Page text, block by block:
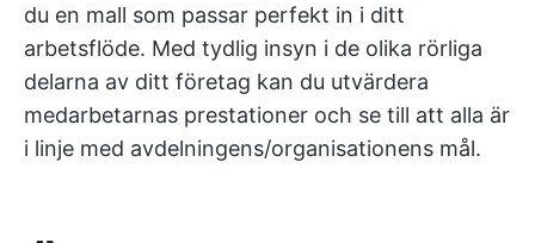
du en mall som passar perfekt in i ditt
arbetsflöde. Med tydlig insyn i de olika rörliga
delarna av ditt företag kan du utvärdera
medarbetarnas prestationer och se till att alla är
i linje med avdelningens/organisationens mål.